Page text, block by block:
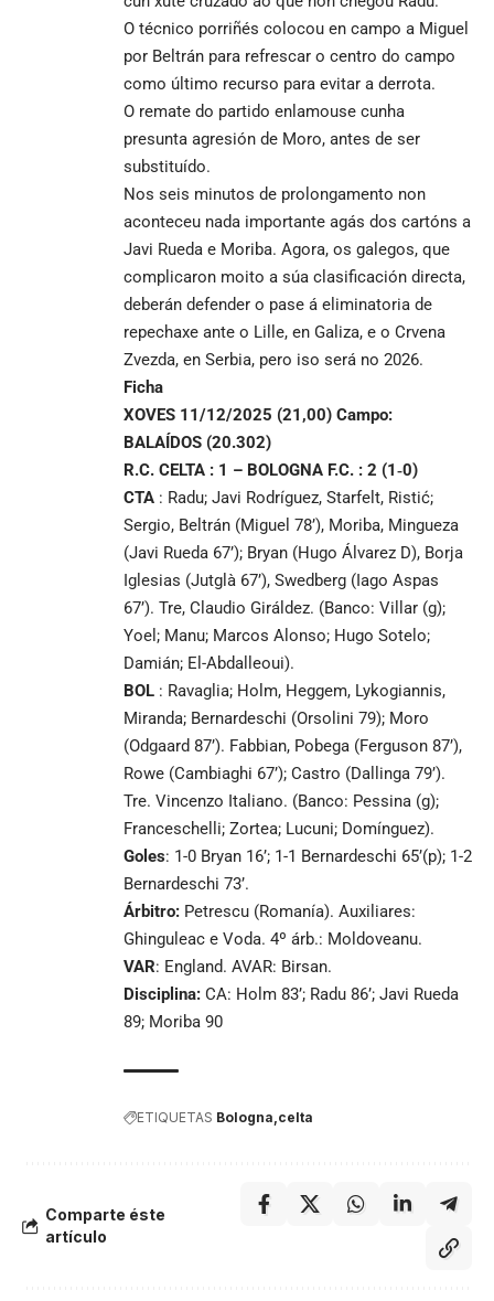
O técnico porriñés colocou en campo a Miguel
por Beltrán para refrescar o centro do campo
como último recurso para evitar a derrota.
O remate do partido enlamouse cunha
presunta agresión de Moro, antes de ser
substituído.
Nos seis minutos de prolongamento non
aconteceu nada importante agás dos cartóns a
Javi Rueda e Moriba. Agora, os galegos, que
complicaron moito a súa clasificación directa,
deberán defender o pase á eliminatoria de
repechaxe ante o Lille, en Galiza, e o Crvena
Zvezda, en Serbia, pero iso será no 2026.
Ficha
XOVES 11/12/2025 (21,00) Campo:
BALAÍDOS (20.302)
R.C. CELTA : 1 – BOLOGNA F.C. : 2 (1‑0)
CTA : Radu; Javi Rodríguez, Starfelt, Ristić;
Sergio, Beltrán (Miguel 78’), Moriba, Mingueza
(Javi Rueda 67’); Bryan (Hugo Álvarez D), Borja
Iglesias (Jutglà 67’), Swedberg (Iago Aspas
67’). Tre, Claudio Giráldez. (Banco: Villar (g);
Yoel; Manu; Marcos Alonso; Hugo Sotelo;
Damián; El-Abdalleoui).
BOL : Ravaglia; Holm, Heggem, Lykogiannis,
Miranda; Bernardeschi (Orsolini 79); Moro
(Odgaard 87’). Fabbian, Pobega (Ferguson 87’),
Rowe (Cambiaghi 67’); Castro (Dallinga 79’).
Tre. Vincenzo Italiano. (Banco: Pessina (g);
Franceschelli; Zortea; Lucuni; Domínguez).
Goles: 1-0 Bryan 16’; 1-1 Bernardeschi 65’(p); 1-2
Bernardeschi 73’.
Árbitro: Petrescu (Romanía). Auxiliares:
Ghinguleac e Voda. 4º árb.: Moldoveanu.
VAR: England. AVAR: Birsan.
Disciplina: CA: Holm 83’; Radu 86’; Javi Rueda
89; Moriba 90
ETIQUETAS Bologna celta
Comparte éste
artículo